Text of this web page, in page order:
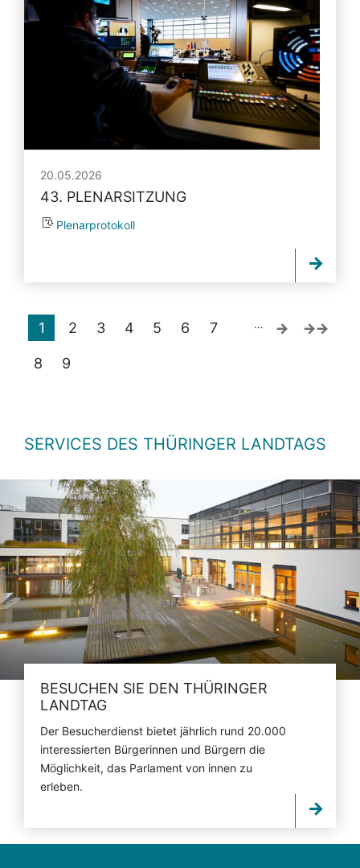
20.05.2026
43. PLENARSITZUNG
Plenarprotokoll
1 2 3 4 5 6 7
8 9
…
SERVICES DES THÜRINGER LANDTAGS
BESUCHEN SIE DEN THÜRINGER
LANDTAG
Der Besucherdienst bietet jährlich rund 20.000
interessierten Bürgerinnen und Bürgern die
Möglichkeit, das Parlament von innen zu
erleben.